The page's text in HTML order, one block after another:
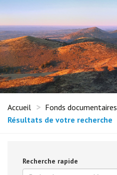
Accueil
Fonds documentaires
Résultats de votre recherche
Recherche rapide